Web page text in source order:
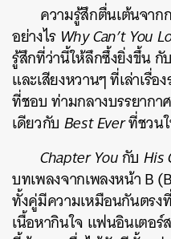
ความรู้สึกตื่นเต้นจาก
อย่างไร Why Can’t You
รู้สึกที่ว่านี้ให้ลึกซึ้งยิ่งขึ้น
และเสียงหวานๆ ที่เล่าเรื่
ที่ชอบ ท่ามกลางบรรยาก
เดียวกับ Best Everที่ชวน
Chapter Youกับ His
บทเพลงจากเพลงหน้า B
ทั้งคู่มีความเหมือนกันตรง
เนื้อหากินใจ แฟนอินเตอร์